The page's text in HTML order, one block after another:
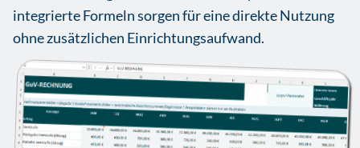
integrierte Formeln sorgen für eine direkte Nutzung
ohne zusätzlichen Einrichtungsaufwand.